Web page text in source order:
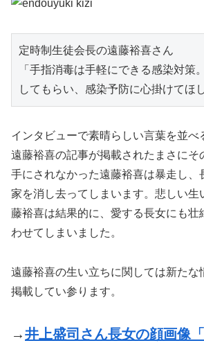
定時制生徒会長の遠藤裕喜さん
「手指消毒は手軽にできる感染対策
してもらい、感染予防に心掛けてほし
インタビューで素晴らしい言葉を並べ
遠藤裕喜の記事が掲載されたまさにそ
手にされなかった遠藤裕喜は暴走し、
家を消し去ってしまいます。悲しい生
藤裕喜は結果的に、愛する長女にも壮
わせてしまいました。
遠藤裕喜の生い立ちに関しては新たな
掲載してい参ります。
→井上盛司さん長女の顔画像